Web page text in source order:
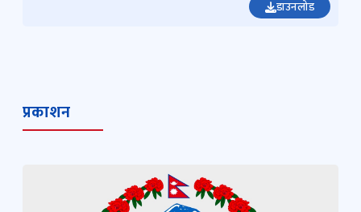
डाउनलोड
प्रकाशन